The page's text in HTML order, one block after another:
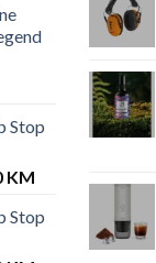
KM.35.00 KM.
Stop
KMCurrent
is:
12.00 KM.
Stop